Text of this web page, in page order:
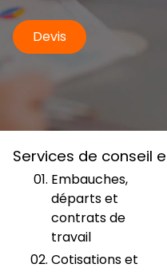
Devis
Services de conseil
Embauches,
départs et
contrats de
travail
Cotisations et